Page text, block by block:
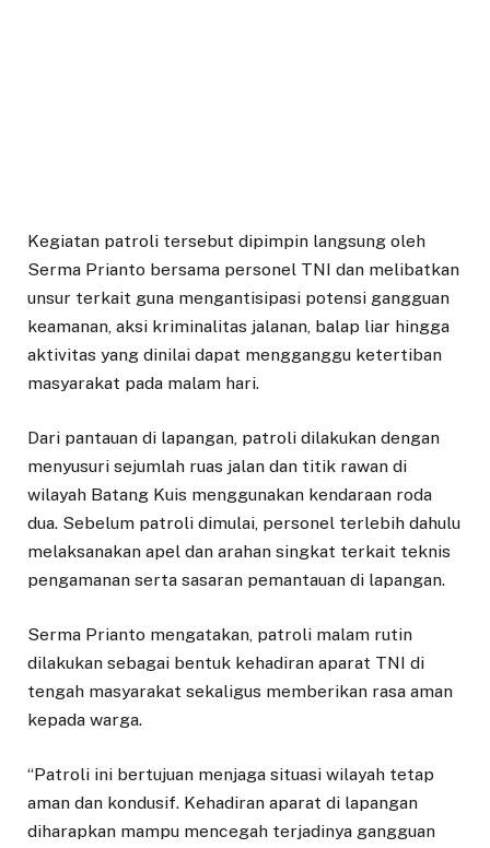
Kegiatan patroli tersebut dipimpin langsung oleh
Serma Prianto bersama personel TNI dan melibatkan
unsur terkait guna mengantisipasi potensi gangguan
keamanan, aksi kriminalitas jalanan, balap liar hingga
aktivitas yang dinilai dapat mengganggu ketertiban
masyarakat pada malam hari.
Dari pantauan di lapangan, patroli dilakukan dengan
menyusuri sejumlah ruas jalan dan titik rawan di
wilayah Batang Kuis menggunakan kendaraan roda
dua. Sebelum patroli dimulai, personel terlebih dahulu
melaksanakan apel dan arahan singkat terkait teknis
pengamanan serta sasaran pemantauan di lapangan.
Serma Prianto mengatakan, patroli malam rutin
dilakukan sebagai bentuk kehadiran aparat TNI di
tengah masyarakat sekaligus memberikan rasa aman
kepada warga.
“Patroli ini bertujuan menjaga situasi wilayah tetap
aman dan kondusif. Kehadiran aparat di lapangan
diharapkan mampu mencegah terjadinya gangguan